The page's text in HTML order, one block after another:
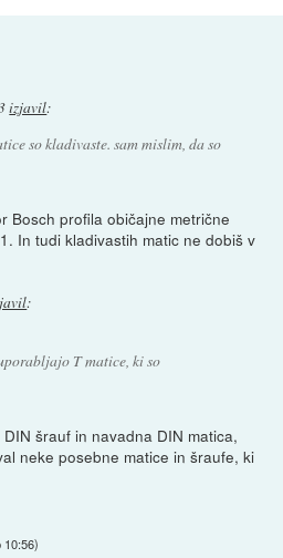
izjavil:
so kladivaste. sam mislim, da so
Bosch profila običajne metrične
In tudi kladivastih matic ne dobiš v
:
T matice, ki so
šrauf in navadna DIN matica,
neke posebne matice in šraufe, ki
10:56)